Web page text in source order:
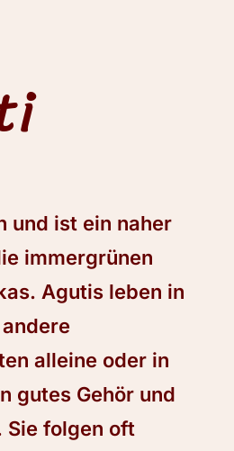
und ist ein naher
immergrünen
Agutis leben in
alleine oder in
gutes Gehör und
Sie folgen oft